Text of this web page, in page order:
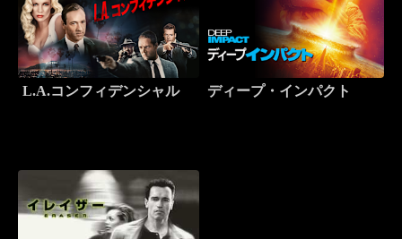
L.A.コンフィデンシャル ディープ・インパクト